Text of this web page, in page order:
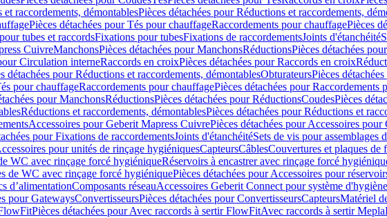
et raccordements, démontablesPièces détachées pour Réductions et raccordements,
Pièces détachées pour Tés pour chauffageRaccordements pour chauffagePièces
tubes et raccordsFixations pour tubesFixations de raccordementsJoints d'étanchéité
CuivreManchonsPièces détachées pour ManchonsRéductionsPièces détachées
Circulation interneRaccords en croixPièces détachées pour Raccords en croix
détachées pour Réductions et raccordements, démontablesObturateursPièces
pour chauffageRaccordements pour chauffagePièces détachées pour Raccordements
pour ManchonsRéductionsPièces détachées pour RéductionsCoudesPièces
Réductions et raccordements, démontablesPièces détachées pour Réductions et
Accessoires pour Geberit Mapress CuivrePièces détachées pour Accessoires
pour Fixations de raccordementsJoints d'étanchéitéSets de vis pour assemblages
pour unités de rinçage hygiéniquesCapteursCâblesCouvertures et plaques de
WC avec rinçage forcé hygiéniqueRéservoirs à encastrer avec rinçage forcé
de WC avec rinçage forcé hygiéniquePièces détachées pour Accessoires pour
d’alimentationComposants réseauAccessoires Geberit Connect pour système
pour GatewaysConvertisseursPièces détachées pour ConvertisseursCapteursMatériel
Pièces détachées pour Avec raccords à sertir FlowFitAvec raccords à sertir Mepla